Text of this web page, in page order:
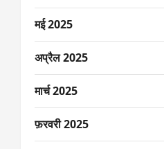
मई 2025
अप्रैल 2025
मार्च 2025
फ़रवरी 2025